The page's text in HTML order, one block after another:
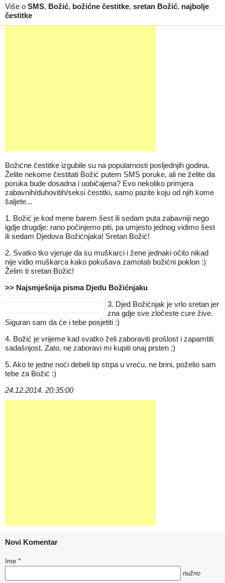
Više o SMS, Božić, božićne čestitke, sretan Božić, najbolje
čestitke
Božićne čestitke izgubile su na popularnosti posljednjih godina.
Želite nekome čestitati Božić putem SMS poruke, ali ne želite da
poruka bude dosadna i uobičajena? Evo nekoliko primjera
zabavnih/duhovitih/seksi čestitki, samo pazite koju od njih kome
šaljete...
1. Božić je kod mene barem šest ili sedam puta zabavniji nego
igdje drugdje: rano počinjemo piti, pa umjesto jednog vidimo šest
ili sedam Djedova Božićnjaka! Sretan Božić!
2. Svatko tko vjeruje da su muškarci i žene jednaki očito nikad
nije vidio muškarca kako pokušava zamotati božićni poklon :)
Želim ti sretan Božić!
>> Najsmješnija pisma Djedu Božićnjaku
3. Djed Božićnjak je vrlo sretan jer
zna gdje sve zločeste cure žive.
Siguran sam da će i tebe posjetiti :)
4. Božić je vrijeme kad svatko želi zaboraviti prošlost i zapamtiti
sadašnjost. Zato, ne zaboravi mi kupiti onaj prsten ;)
5. Ako te jedne noći debeli tip strpa u vreću, ne brini, poželio sam
tebe za Božić :)
24.12.2014. 20:35:00
Novi Komentar
Ime *
nužno